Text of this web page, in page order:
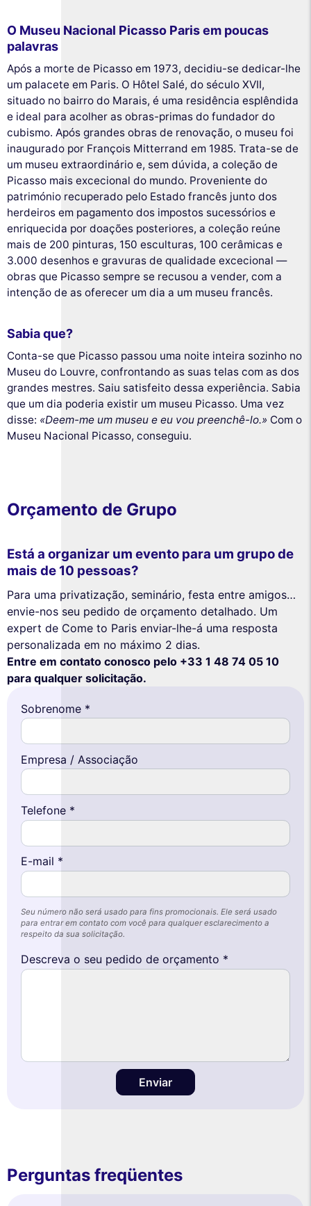
O Museu Nacional Picasso Paris em poucas
palavras
Após a morte de Picasso em 1973, decidiu-se dedicar-lhe
um palacete em Paris. O Hôtel Salé, do século XVII,
situado no bairro do Marais, é uma residência esplêndida
e ideal para acolher as obras-primas do fundador do
cubismo. Após grandes obras de renovação, o museu foi
inaugurado por François Mitterrand em 1985. Trata-se de
um museu extraordinário e, sem dúvida, a coleção de
Picasso mais excecional do mundo. Proveniente do
património recuperado pelo Estado francês junto dos
herdeiros em pagamento dos impostos sucessórios e
enriquecida por doações posteriores, a coleção reúne
mais de 200 pinturas, 150 esculturas, 100 cerâmicas e
3.000 desenhos e gravuras de qualidade excecional —
obras que Picasso sempre se recusou a vender, com a
intenção de as oferecer um dia a um museu francês.
Sabia que?
Conta-se que Picasso passou uma noite inteira sozinho no
Museu do Louvre, confrontando as suas telas com as dos
grandes mestres. Saiu satisfeito dessa experiência. Sabia
que um dia poderia existir um museu Picasso. Uma vez
disse: «Deem-me um museu e eu vou preenchê-lo.» Com o
Museu Nacional Picasso, conseguiu.
Orçamento de Grupo
Está a organizar um evento para um grupo de
mais de 10 pessoas?
Para uma privatização, seminário, festa entre amigos…
envie-nos seu pedido de orçamento detalhado. Um
expert de Come to Paris enviar-lhe-á uma resposta
personalizada em no máximo 2 dias.
Entre em contato conosco pelo +33 1 48 74 05 10
para qualquer solicitação.
Sobrenome *
Empresa / Associação
Telefone *
E-mail *
Seu número não será usado para fins promocionais. Ele será usado
para entrar em contato com você para qualquer esclarecimento a
respeito da sua solicitação.
Descreva o seu pedido de orçamento *
Enviar
Perguntas freqüentes